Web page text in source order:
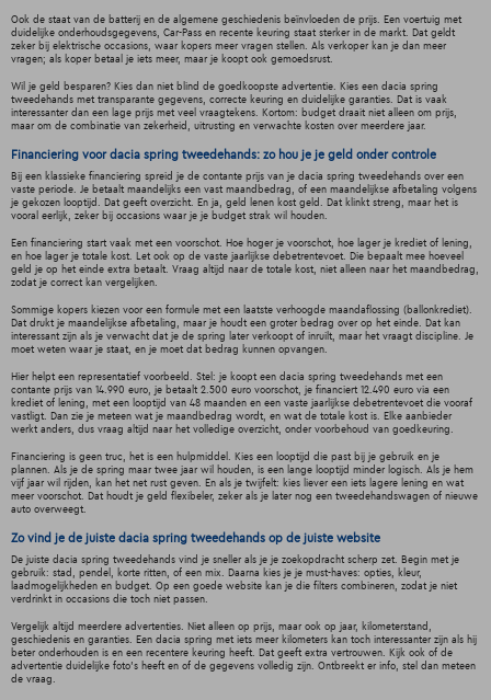
Ook de staat van de batterij en de algemene geschiedenis beïnvloeden de prijs. Een voertuig met
duidelijke onderhoudsgegevens, Car-Pass en recente keuring staat sterker in de markt. Dat geldt
zeker bij elektrische occasions, waar kopers meer vragen stellen. Als verkoper kan je dan meer
vragen; als koper betaal je iets meer, maar je koopt ook gemoedsrust.
Wil je geld besparen? Kies dan niet blind de goedkoopste advertentie. Kies een dacia spring
tweedehands met transparante gegevens, correcte keuring en duidelijke garanties. Dat is vaak
interessanter dan een lage prijs met veel vraagtekens. Kortom: budget draait niet alleen om prijs,
maar om de combinatie van zekerheid, uitrusting en verwachte kosten over meerdere jaar.
Financiering voor dacia spring tweedehands: zo hou je je geld onder controle
Bij een klassieke financiering spreid je de contante prijs van je dacia spring tweedehands over een
vaste periode. Je betaalt maandelijks een vast maandbedrag, of een maandelijkse afbetaling volgens
je gekozen looptijd. Dat geeft overzicht. En ja, geld lenen kost geld. Dat klinkt streng, maar het is
vooral eerlijk, zeker bij occasions waar je je budget strak wil houden.
Een financiering start vaak met een voorschot. Hoe hoger je voorschot, hoe lager je krediet of lening,
en hoe lager je totale kost. Let ook op de vaste jaarlijkse debetrentevoet. Die bepaalt mee hoeveel
geld je op het einde extra betaalt. Vraag altijd naar de totale kost, niet alleen naar het maandbedrag,
zodat je correct kan vergelijken.
Sommige kopers kiezen voor een formule met een laatste verhoogde maandaflossing (ballonkrediet).
Dat drukt je maandelijkse afbetaling, maar je houdt een groter bedrag over op het einde. Dat kan
interessant zijn als je verwacht dat je de spring later verkoopt of inruilt, maar het vraagt discipline. Je
moet weten waar je staat, en je moet dat bedrag kunnen opvangen.
Hier helpt een representatief voorbeeld. Stel: je koopt een dacia spring tweedehands met een
contante prijs van 14.990 euro, je betaalt 2.500 euro voorschot, je financiert 12.490 euro via een
krediet of lening, met een looptijd van 48 maanden en een vaste jaarlijkse debetrentevoet die vooraf
vastligt. Dan zie je meteen wat je maandbedrag wordt, en wat de totale kost is. Elke aanbieder
werkt anders, dus vraag altijd naar het volledige overzicht, onder voorbehoud van goedkeuring.
Financiering is geen truc, het is een hulpmiddel. Kies een looptijd die past bij je gebruik en je
plannen. Als je de spring maar twee jaar wil houden, is een lange looptijd minder logisch. Als je hem
vijf jaar wil rijden, kan het net rust geven. En als je twijfelt: kies liever een iets lagere lening en wat
meer voorschot. Dat houdt je geld flexibeler, zeker als je later nog een tweedehandswagen of nieuwe
auto overweegt.
Zo vind je de juiste dacia spring tweedehands op de juiste website
De juiste dacia spring tweedehands vind je sneller als je je zoekopdracht scherp zet. Begin met je
gebruik: stad, pendel, korte ritten, of een mix. Daarna kies je je must-haves: opties, kleur,
laadmogelijkheden en budget. Op een goede website kan je die filters combineren, zodat je niet
verdrinkt in occasions die toch niet passen.
Vergelijk altijd meerdere advertenties. Niet alleen op prijs, maar ook op jaar, kilometerstand,
geschiedenis en garanties. Een dacia spring met iets meer kilometers kan toch interessanter zijn als hij
beter onderhouden is en een recentere keuring heeft. Dat geeft extra vertrouwen. Kijk ook of de
advertentie duidelijke foto’s heeft en of de gegevens volledig zijn. Ontbreekt er info, stel dan meteen
de vraag.